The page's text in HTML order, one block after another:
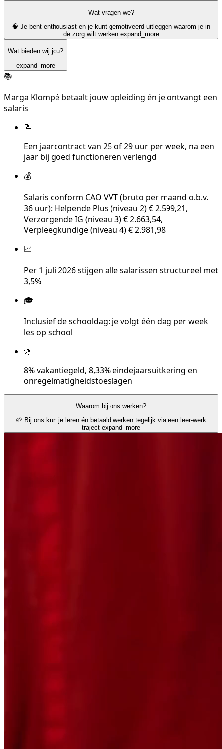
Wat vragen we?
🧠 Je bent enthousiast en je kunt gemotiveerd uitleggen waarom je in
de zorg wilt werken expand_more
Wat bieden wij jou?
expand_more
📚
Marga Klompé betaalt jouw opleiding én je ontvangt een
salaris
📝
Een jaarcontract van 25 of 29 uur per week, na een
jaar bij goed functioneren verlengd
💰
Salaris conform CAO VVT (bruto per maand o.b.v.
36 uur): Helpende Plus (niveau 2) € 2.599,21,
Verzorgende IG (niveau 3) € 2.663,54,
Verpleegkundige (niveau 4) € 2.981,98
📈
Per 1 juli 2026 stijgen alle salarissen structureel met
3,5%
🎓
Inclusief de schooldag: je volgt één dag per week
les op school
🌞
8% vakantiegeld, 8,33% eindejaarsuitkering en
onregelmatigheidstoeslagen
Waarom bij ons werken?
🌱 Bij ons kun je leren én betaald werken tegelijk via een leer-werk
traject expand_more